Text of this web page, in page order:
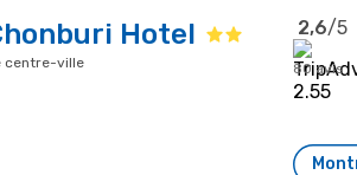
Hotel
centre-ville
2,6/5
80 avis